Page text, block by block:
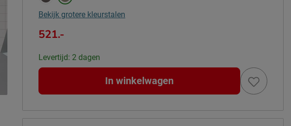
Bekijk grotere kleurstalen
521.-
Levertijd: 2 dagen
In winkelwagen